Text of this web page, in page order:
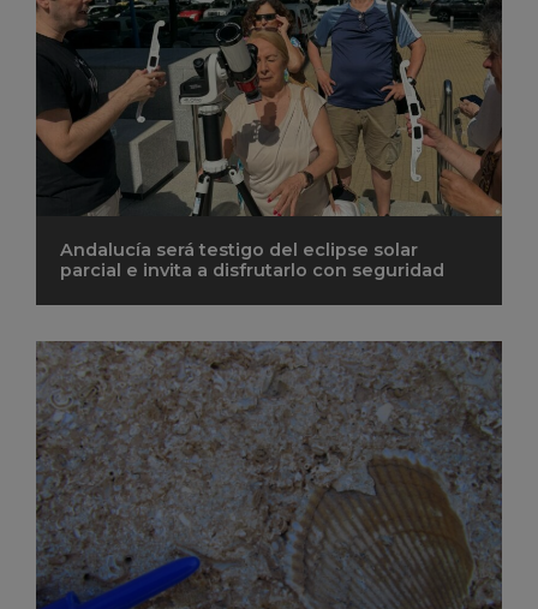
Andalucía será testigo del eclipse solar
parcial e invita a disfrutarlo con seguridad